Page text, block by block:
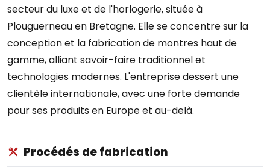
secteur du luxe et de l'horlogerie, située à
Plouguerneau en Bretagne. Elle se concentre sur la
conception et la fabrication de montres haut de
gamme, alliant savoir-faire traditionnel et
technologies modernes. L'entreprise dessert une
clientèle internationale, avec une forte demande
pour ses produits en Europe et au-delà.
Procédés de fabrication